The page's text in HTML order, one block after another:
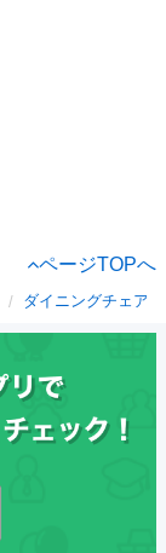
ページTOPへ
ダイニングチェア